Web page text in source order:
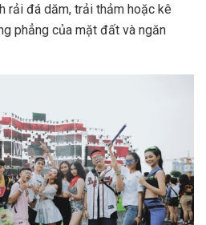
rải đá dăm, trải thảm hoặc kê
phẳng của mặt đất và ngăn